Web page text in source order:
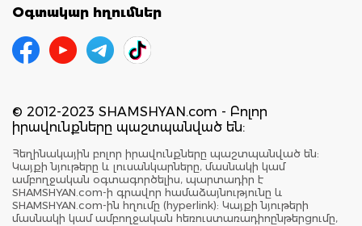
Օգտակար հղումներ
© 2012-2023 SHAMSHYAN.com - Բոլոր
իրավունքները պաշտպանված են:
Հեղինակային բոլոր իրավունքները պաշտպանված են:
Կայքի նյութերը և լուսանկարները, մասնակի կամ
ամբողջական օգտագործելիս, պարտադիր է
SHAMSHYAN.com-ի գրավոր համաձայնությունը և
SHAMSHYAN.com-ին հղումը (hyperlink): Կայքի նյութերի
մասնակի կամ ամբողջական հեռուստառադիոընթերցումը,